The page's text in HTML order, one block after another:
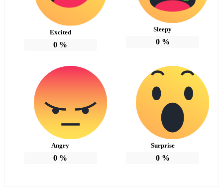
Excited
0 %
Sleepy
0%
Angry
0 %
Surprise
0%